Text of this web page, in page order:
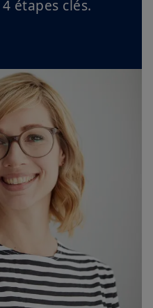
étapes clés.